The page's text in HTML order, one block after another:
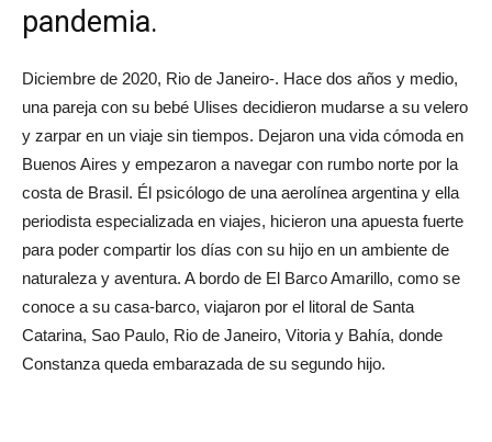
pandemia.
Diciembre de 2020, Rio de Janeiro-. Hace dos años y medio,
una pareja con su bebé Ulises decidieron mudarse a su velero
y zarpar en un viaje sin tiempos. Dejaron una vida cómoda en
Buenos Aires y empezaron a navegar con rumbo norte por la
costa de Brasil. Él psicólogo de una aerolínea argentina y ella
periodista especializada en viajes, hicieron una apuesta fuerte
para poder compartir los días con su hijo en un ambiente de
naturaleza y aventura. A bordo de El Barco Amarillo, como se
conoce a su casa-barco, viajaron por el litoral de Santa
Catarina, Sao Paulo, Rio de Janeiro, Vitoria y Bahía, donde
Constanza queda embarazada de su segundo hijo.